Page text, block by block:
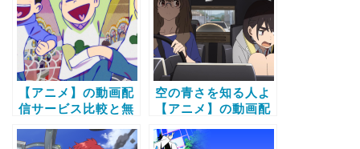
ビス比較と無料で全
話視聴する方法
【アニメ】の動画配
信サービス比較と無
法
空の青さを知る人よ
【アニメ】の動画配
料で全話視聴する方